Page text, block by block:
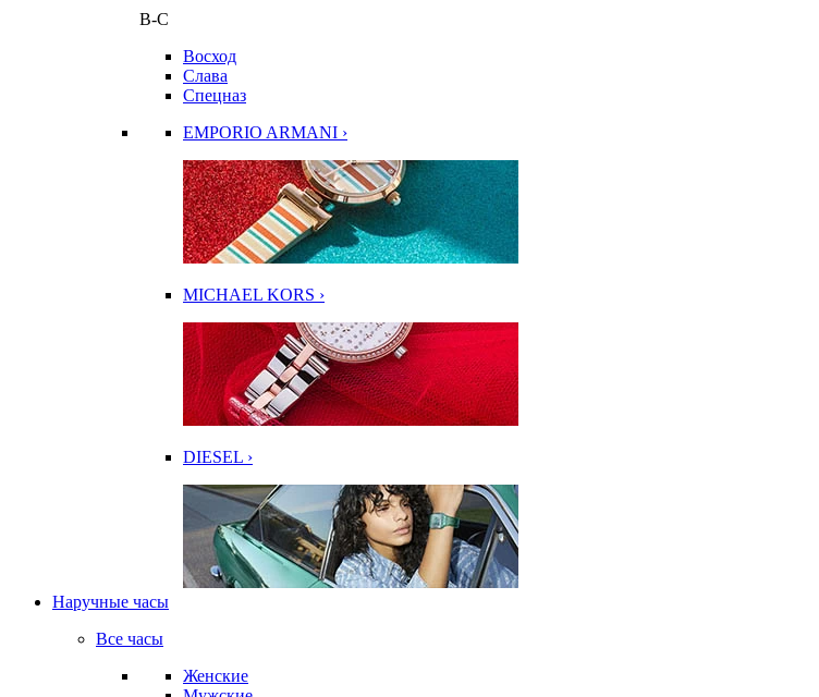
В-С
Восход
Слава
Спецназ
EMPORIO ARMANI ›
MICHAEL KORS ›
DIESEL ›
Наручные часы
Все часы
Женские